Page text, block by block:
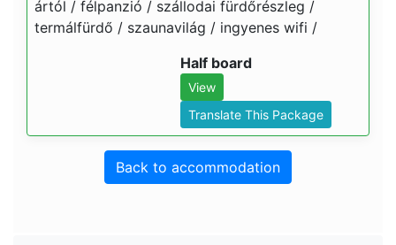
ártól / félpanzió / szállodai fürdőrészleg /
termálfürdő / szaunavilág / ingyenes wifi /
Half board
View
Translate This Package
Back to accommodation